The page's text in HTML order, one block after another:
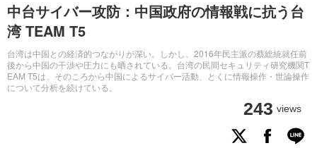
中台サイバー攻防：中国政府の情報戦に抗う台
湾 TEAM T5
台湾は中国との経済的つながりが深い。しかし、2016年民主派の蔡総統就任前
後から中国の干渉や圧力にも晒されている。台湾の民間セキュリティ研究機関T
EAM T5は、そのころから中国によるサイバー活動、とくに情報操作・世論操作
について分析を続けている。
243 views